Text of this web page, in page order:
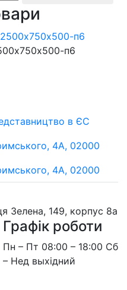
п6
в ЄС
4А, 02000
4А, 02000
Зелена, 149, корпус 8а
Графік роботи
Пн – Пт 08:00 – 18:00 Сб
– Нед выхідний